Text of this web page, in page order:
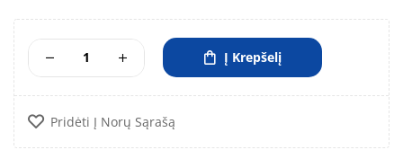
Į Krepšelį
Pridėti Į Norų Sąrašą